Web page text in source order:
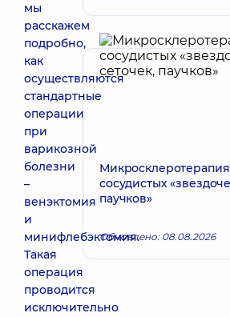
мы
расскажем
подробно,
как
осуществляются
стандартные
операции
при
варикозной
болезни
–
венэктомия
и
минифлебэктомия.
Такая
операция
проводится
исключительно
Микросклеротерапия
сосудистых
паучков»
Обновлено: 08.08.2026